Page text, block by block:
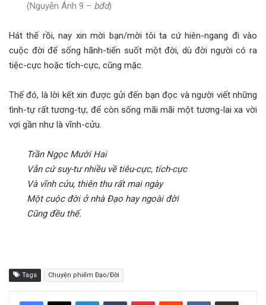
(Nguyễn Ánh 9 – bđd)
Hát thế rồi, nay xin mời bạn/mời tôi ta cứ hiên-ngang đi vào
cuộc đời để sống hãnh-tiến suốt một đời, dù đời người có ra
tiệc-cực hoặc tích-cực, cũng mặc.
Thế đó, là lời kết xin được gửi đến bạn đọc và người viết những
tình-tự rất tương-tự, để còn sống mãi mãi một tương-lai xa vời
vợi gần như là vĩnh-cửu.
Trần Ngọc Mười Hai
Vẫn cứ suy-tư nhiều về tiêu-cực, tích-cực
Và vĩnh cửu, thiên thu rất mai ngày
Một cuộc đời ở nhà Đạo hay ngoài đời
Cũng đều thế.
Tags Chuyện phiếm Đạo/Đời